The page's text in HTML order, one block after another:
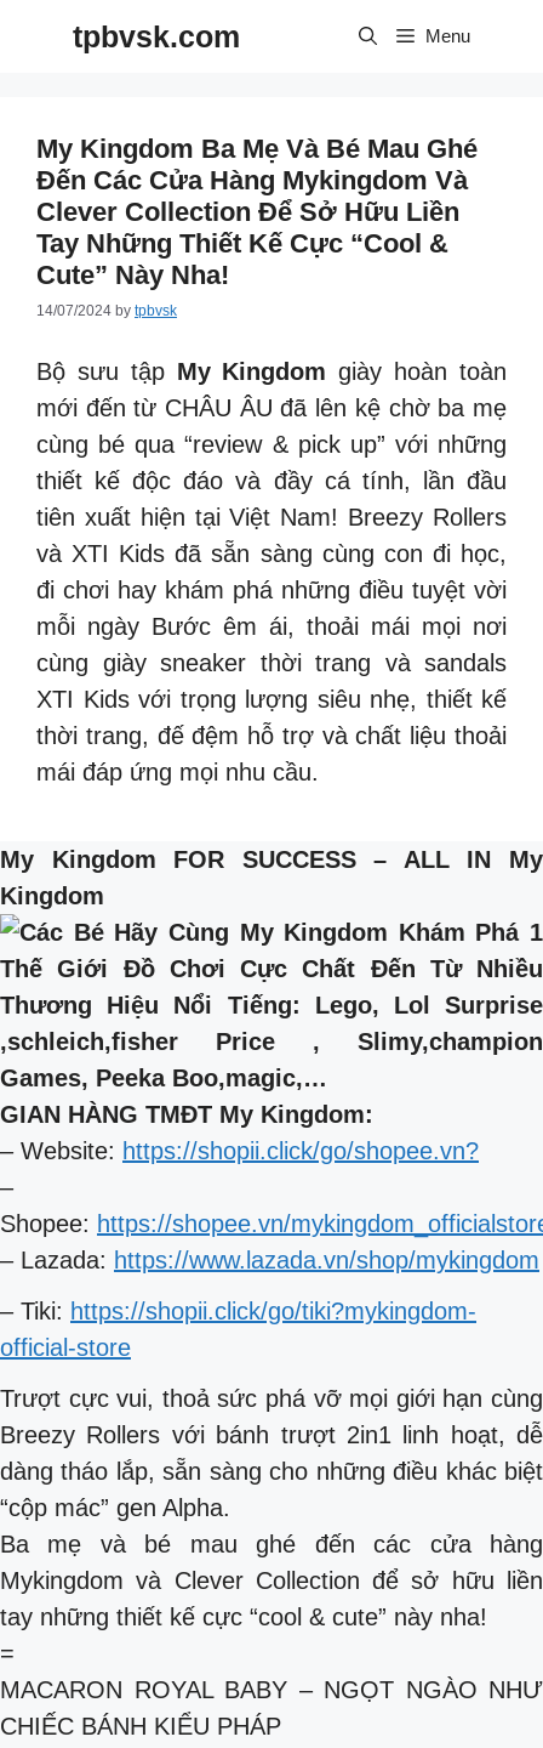
tpbvsk.com Menu
My Kingdom Ba Mẹ Và Bé Mau Ghé
Đến Các Cửa Hàng Mykingdom Và
Clever Collection Để Sở Hữu Liền
Tay Những Thiết Kế Cực “cool &
Cute” Này Nha!
14/07/2024 by tpbvsk
Bộ sưu tập My Kingdom giày hoàn toàn
mới đến từ CHÂU ÂU đã lên kệ chờ ba mẹ
cùng bé qua “review & pick up” với những
thiết kế độc đáo và đầy cá tính, lần đầu
tiên xuất hiện tại Việt Nam! Breezy Rollers
và XTI Kids đã sẵn sàng cùng con đi học,
đi chơi hay khám phá những điều tuyệt vời
mỗi ngày Bước êm ái, thoải mái mọi nơi
cùng giày sneaker thời trang và sandals
XTI Kids với trọng lượng siêu nhẹ, thiết kế
thời trang, đế đệm hỗ trợ và chất liệu thoải
mái đáp ứng mọi nhu cầu.
My Kingdom FOR SUCCESS – ALL IN My
Kingdom
GIAN HÀNG TMĐT My Kingdom:
– Website: https://shopii.click/go/shopee.vn?
–
Shopee: https://shopee.vn/
– Lazada: https://www.lazada.vn/shop/mykingdom
– Tiki: https://shopii.click/go/tiki?mykingdom-
official-store
Trượt cực vui, thoả sức phá vỡ mọi giới hạn cùng
Breezy Rollers với bánh trượt 2in1 linh hoạt, dễ
dàng tháo lắp, sẵn sàng cho những điều khác biệt
“cộp mác” gen Alpha.
Ba mẹ và bé mau ghé đến các cửa hàng
Mykingdom và Clever Collection để sở hữu liền
tay những thiết kế cực “cool & cute” này nha!
=
MACARON ROYAL BABY – NGỌT NGÀO NHƯ
CHIẾC BÁNH KIỂU PHÁP